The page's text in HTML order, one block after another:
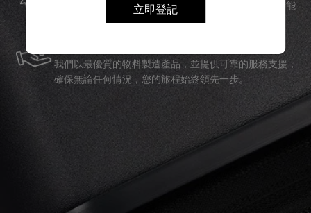
立即登記
夠長久伴隨您身邊。
服務與維修
我們以最優質的物料製造產品，並提供可靠的服務支援，
確保無論任何情況，您的旅程始終領先一步。